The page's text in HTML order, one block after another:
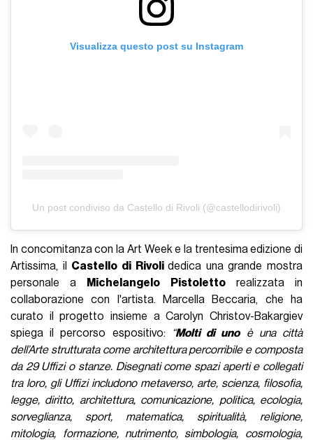
Visualizza questo post su Instagram
Un post condiviso da Castello di Rivoli (@castellodirivoli)
In concomitanza con la Art Week e la trentesima edizione di
Artissima, il Castello di Rivolidedica una grande mostra
personale a
Michelangelo Pistolettorealizzata in
collaborazione con l'artista. Marcella Beccaria, che ha
curato il progetto insieme a Carolyn Christov-Bakargiev
spiega il percorso espositivo:
“Molti di unoè una città
dell’Arte strutturata come architettura percorribile e composta
da 29 Uffizi o stanze. Disegnati come spazi aperti e collegati
tra loro, gli Uffizi includono metaverso, arte, scienza, filosofia,
legge, diritto, architettura, comunicazione, politica, ecologia,
sorveglianza, sport, matematica, spiritualità, religione,
mitologia, formazione, nutrimento, simbologia, cosmologia,